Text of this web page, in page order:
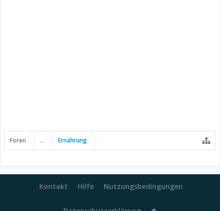
Foren ... Ernährung
Kontakt Hilfe Nutzungsbedingungen